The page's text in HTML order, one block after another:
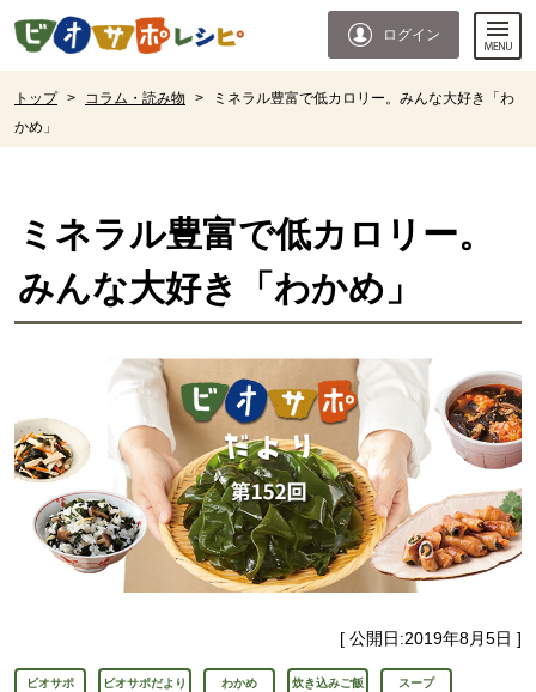
ページの先頭です。
ログイン
トップ > コラム・読み物 >
ミネラル豊富で低カロリー。みんな大好き「わ
かめ」
ミネラル豊富で低カロリー。
みんな大好き「わかめ」
[ 公開日:2019年8月5日 ]
ビオサポ ビオサポだより わかめ 炊き込みご飯 スープ